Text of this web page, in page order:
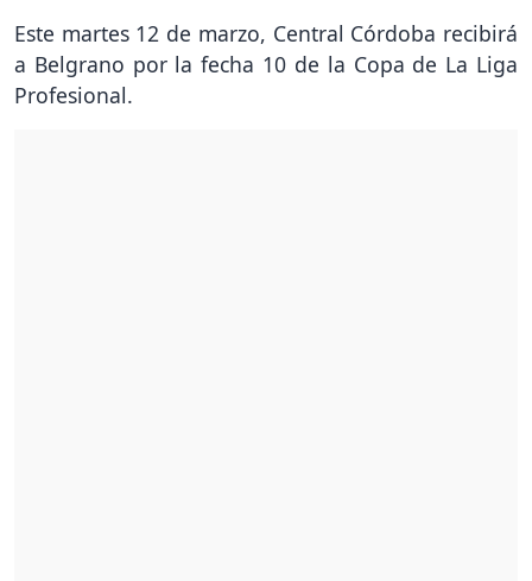
Este martes 12 de marzo, Central Córdoba recibirá
a Belgrano por la fecha 10 de la Copa de La Liga
Profesional.